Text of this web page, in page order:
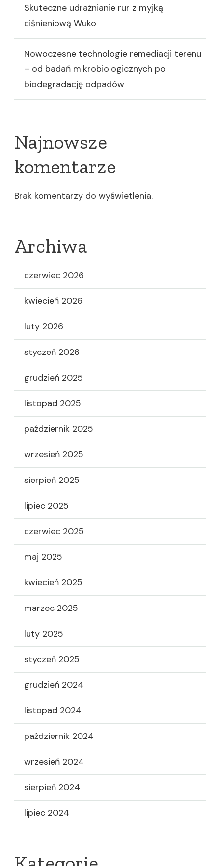
Skuteczne udrażnianie rur z myjką
ciśnieniową Wuko
Nowoczesne technologie remediacji terenu
– od badań mikrobiologicznych po
biodegradację odpadów
Najnowsze
komentarze
Brak komentarzy do wyświetlenia.
Archiwa
czerwiec 2026
kwiecień 2026
luty 2026
styczeń 2026
grudzień 2025
listopad 2025
październik 2025
wrzesień 2025
sierpień 2025
lipiec 2025
czerwiec 2025
maj 2025
kwiecień 2025
marzec 2025
luty 2025
styczeń 2025
grudzień 2024
listopad 2024
październik 2024
wrzesień 2024
sierpień 2024
lipiec 2024